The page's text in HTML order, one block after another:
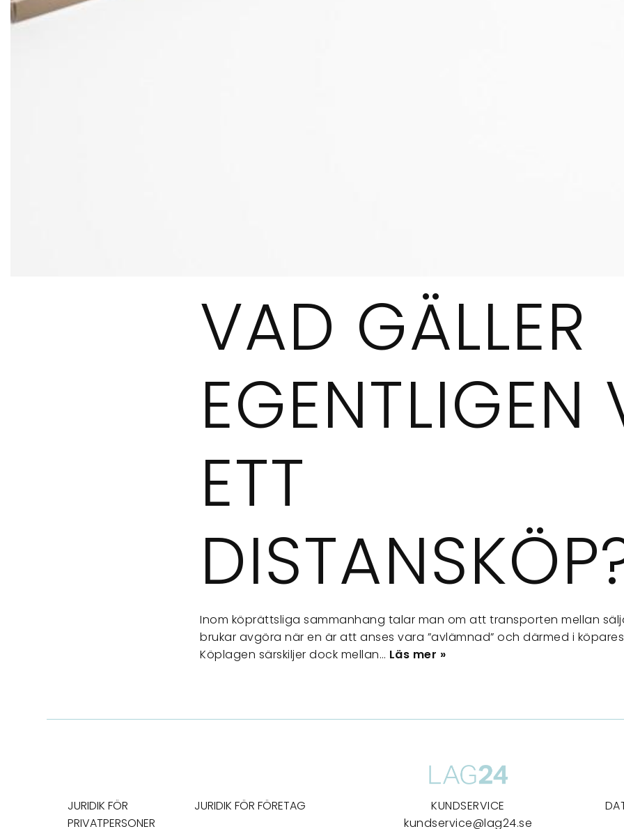
VAD GÄLLER
EGENTLIGEN
ETT
Inom köprättsliga sammanhang talar man om att transporten mellan
brukar avgöra när en är att anses vara ”avlämnad” och därmed i
Köplagen särskiljer dock mellan… Läs mer »
JURIDIK FÖR
PRIVATPERSONER
JURIDIK FÖR FÖRETAG
KUNDSERVICE
kundservice@lag24.se